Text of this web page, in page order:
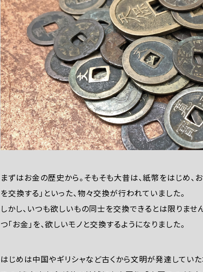
まずはお金の歴史から。そもそも大昔は、紙幣をはじめ、
を交換する」といった、物々交換が行われていました。
しかし、いつも欲しいもの同士を交換できるとは限りませ
つ「お金」を、欲しいモノと交換するようになりました。
はじめは中国やギリシャなど古くから文明が発達していた